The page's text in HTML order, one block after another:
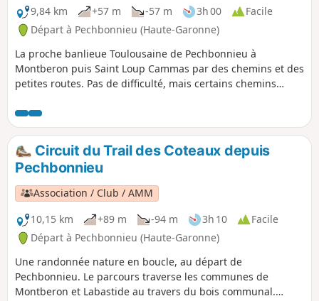
9,84 km
+57 m -57 m 3h 00
Facile
Départ à Pechbonnieu (Haute-Garonne)
La proche banlieue Toulousaine de Pechbonnieu à
Montberon puis Saint Loup Cammas par des chemins et des
petites routes. Pas de difficulté, mais certains chemins
Circuit du Trail des Coteaux depuis
Pechbonnieu
Association / Club / AMM
10,15 km
+89 m -94 m 3h 10
Facile
Départ à Pechbonnieu (Haute-Garonne)
Une randonnée nature en boucle, au départ de
Pechbonnieu. Le parcours traverse les communes de
Montberon et Labastide au travers du bois communal.